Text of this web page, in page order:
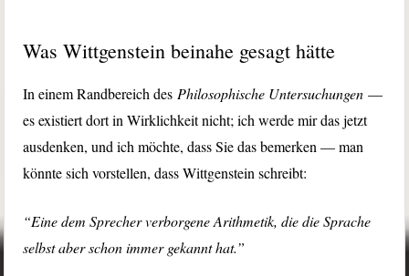
Was Wittgenstein beinahe gesagt hätte
In einem Randbereich desPhilosophische Untersuchungen —
es existiert dort in Wirklichkeit nicht; ich werde mir das jetzt
ausdenken, und ich möchte, dass Sie das bemerken — man
könnte sich vorstellen, dass Wittgenstein schreibt:
“Eine dem Sprecher verborgene Arithmetik, die die Sprache
selbst aber schon immer gekannt hat.”